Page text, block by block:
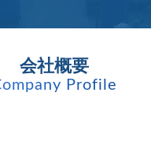
会社概要
Profile